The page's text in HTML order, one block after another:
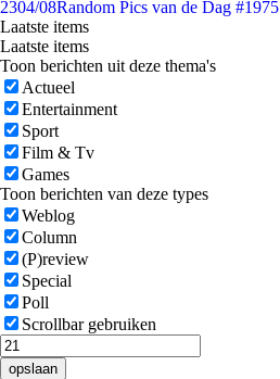
2304/08Random Pics van de Dag #1975
Laatste items
Laatste items
Toon berichten uit deze thema's
Actueel
Entertainment
Sport
Film & Tv
Games
Toon berichten van deze types
Weblog
Column
(P)review
Special
Poll
Scrollbar gebruiken
opslaan